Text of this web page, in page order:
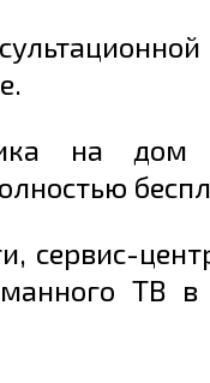
на дом
сервис-
ТВ